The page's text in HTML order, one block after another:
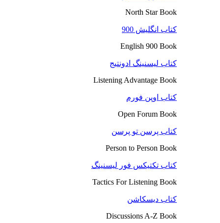
North Star Book
کتاب انگلیش 900
English 900 Book
کتاب لیسنینگ ادونتیج
Listening Advantage Book
کتاب اوپن فورم
Open Forum Book
کتاب پرسن تو پرسن
Person to Person Book
کتاب تکتیکس فور لیسنینگ
Tactics For Listening Book
کتاب دیسکاشن
Discussions A-Z Book